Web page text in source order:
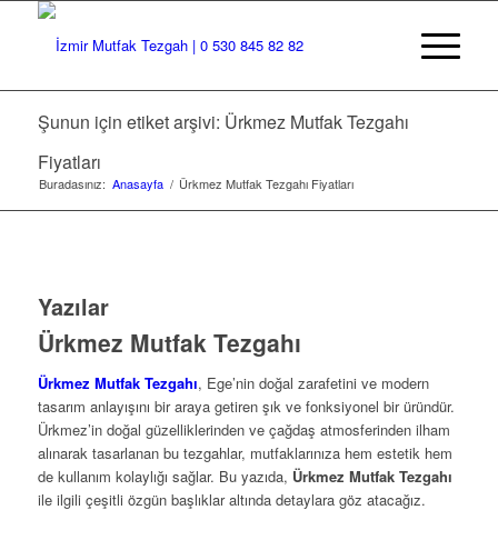
Şunun için etiket arşivi: Ürkmez Mutfak Tezgahı
Fiyatları
Buradasınız: Anasayfa / Ürkmez Mutfak Tezgahı Fiyatları
Yazılar
Ürkmez Mutfak Tezgahı
Ürkmez Mutfak Tezgahı, Ege’nin doğal zarafetini ve modern
tasarım anlayışını bir araya getiren şık ve fonksiyonel bir üründür.
Ürkmez’in doğal güzelliklerinden ve çağdaş atmosferinden ilham
alınarak tasarlanan bu tezgahlar, mutfaklarınıza hem estetik hem
de kullanım kolaylığı sağlar. Bu yazıda, Ürkmez Mutfak Tezgahı
ile ilgili çeşitli özgün başlıklar altında detaylara göz atacağız.